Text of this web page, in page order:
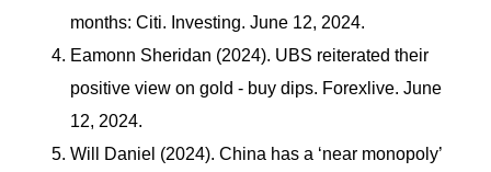
months: Citi. Investing. June 12, 2024.
Eamonn Sheridan (2024). UBS reiterated their
positive view on gold - buy dips. Forexlive. June
12, 2024.
Will Daniel (2024). China has a ‘near monopoly’